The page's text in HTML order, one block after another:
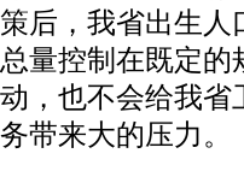
策后，我省出生人
总量控制在既定的
动，也不会给我省
务带来大的压力。